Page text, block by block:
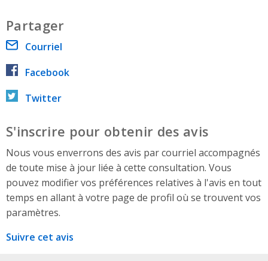
Partager
Courriel
Facebook
Twitter
S'inscrire pour obtenir des avis
Nous vous enverrons des avis par courriel accompagnés
de toute mise à jour liée à cette consultation. Vous
pouvez modifier vos préférences relatives à l'avis en tout
temps en allant à votre page de profil où se trouvent vos
paramètres.
Suivre cet avis